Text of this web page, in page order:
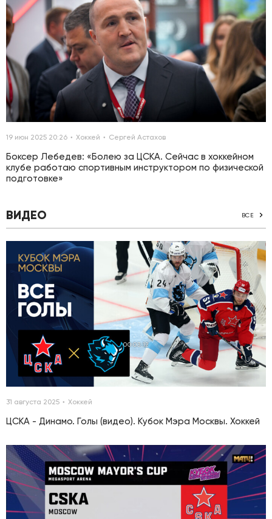
19 июн 2025 20:26 Хоккей Сергей Астахов
Боксер Лебедев: «Болею за ЦСКА. Сейчас в хоккейном
клубе работаю спортивным инструктором по физической
подготовке»
ВИДЕО ВСЕ
00:03:12
31 августа 2025 Хоккей
ЦСКА - Динамо. Голы (видео). Кубок Мэра Москвы. Хоккей